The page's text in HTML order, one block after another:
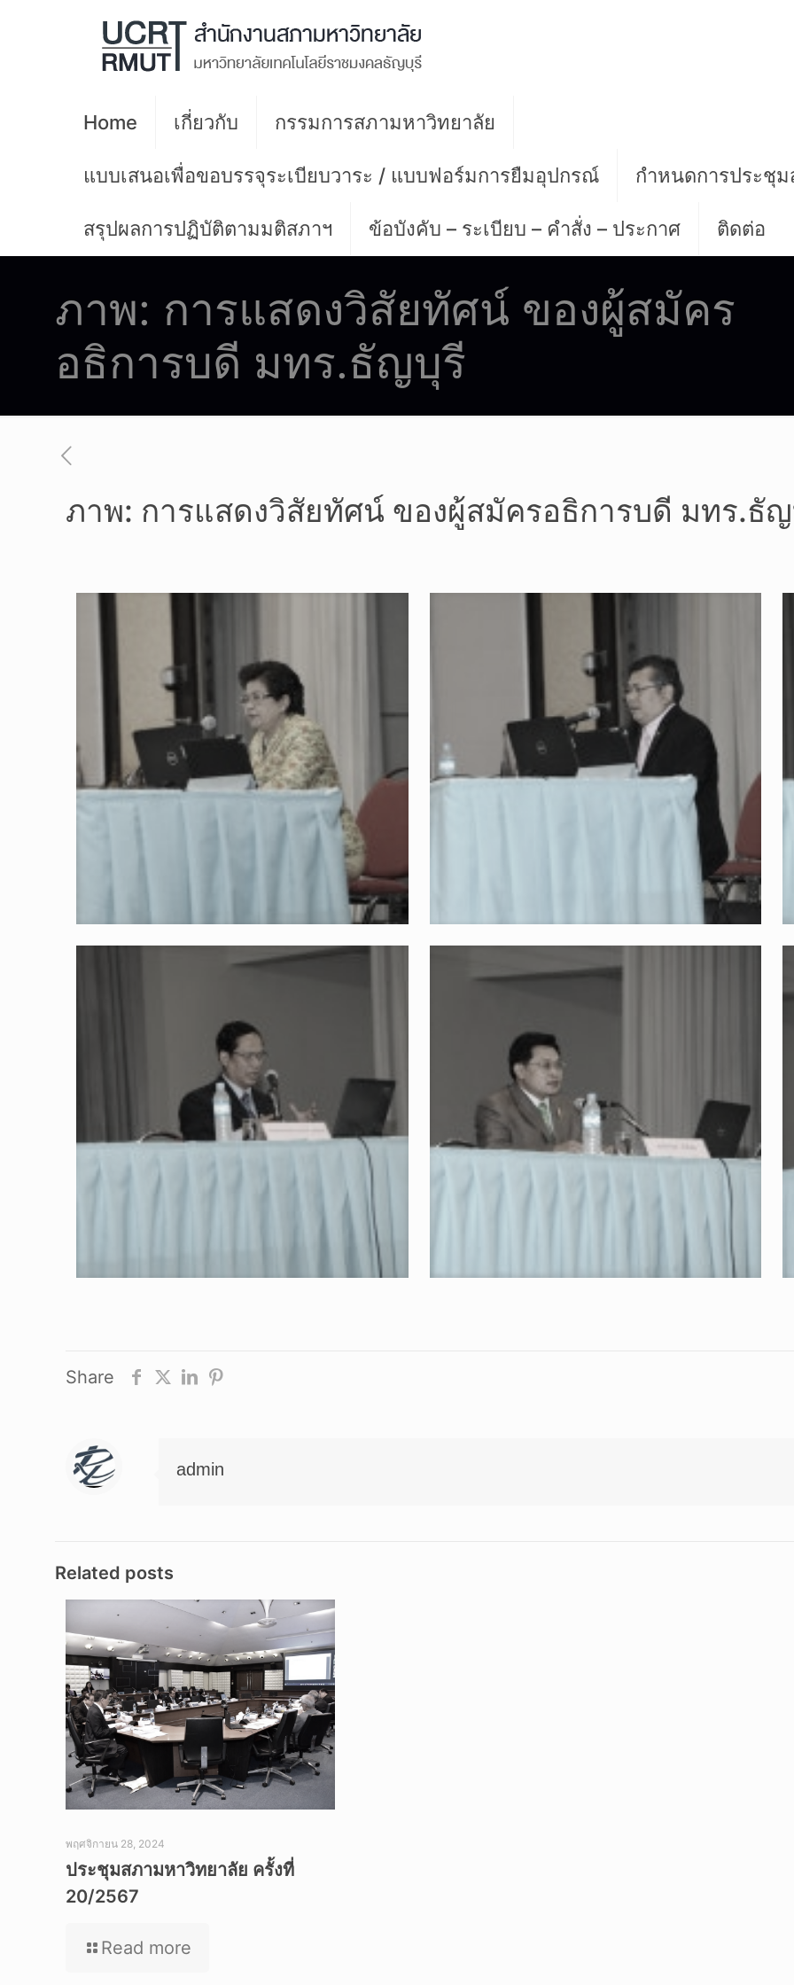
Home เกี่ยวกับ กรรมการสภามหาวิทยาลัย
แบบเสนอเพื่อขอบรรจุระเบียบวาระ / แบบฟอร์มการยืมอุปกรณ์ กำหนดการประชุม
สรุปผลการปฏิบัติตามมติสภาฯ ข้อบังคับ – ระเบียบ – คำสั่ง – ประกาศ ติดต่อ
ภาพ: การแสดงวิสัยทัศน์ ของผู้สมัคร
อธิการบดี มทร.ธัญบุรี
ภาพ: การแสดงวิสัยทัศน์ ของผู้สมัครอธิการบดี มทร.ธั
Share
admin
Related posts
พฤศจิกายน 28, 2024
ประชุมสภามหาวิทยาลัย ครั้งที่
20/2567
Read more